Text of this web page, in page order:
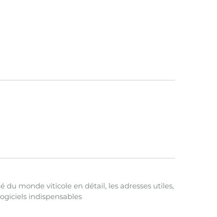
du monde viticole en détail, les adresses utiles,
indispensables